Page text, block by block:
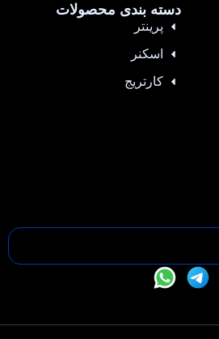
دسته بندی محصولات
پرینتر
اسکنر
کارتریج